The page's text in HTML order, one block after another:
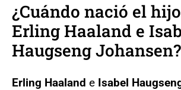
¿Cuándo nació el
Erling Haaland e
Haugseng Johansen?
Erling Haaland e Isabel